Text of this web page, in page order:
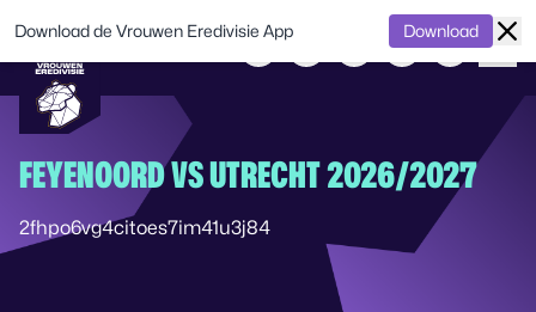
FEYENOORD VS UTRECHT 2026/2027
2fhpo6vg4citoes7im41u3j84
Download de Vrouwen Eredivisie App Download